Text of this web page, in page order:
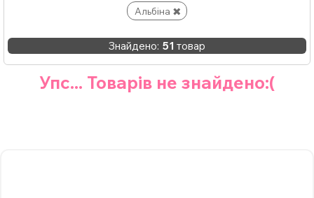
Альбіна
Знайдено: 51 товар
Упс... Товарів не знайдено:(